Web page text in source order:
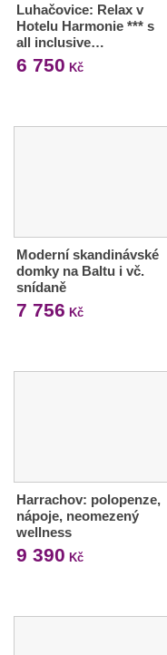
Luhačovice: Relax v
Hotelu Harmonie *** s
all inclusive…
6 750 Kč
Moderní skandinávské
domky na Baltu i vč.
snídaně
7 756 Kč
Harrachov: polopenze,
nápoje, neomezený
wellness
9 390 Kč